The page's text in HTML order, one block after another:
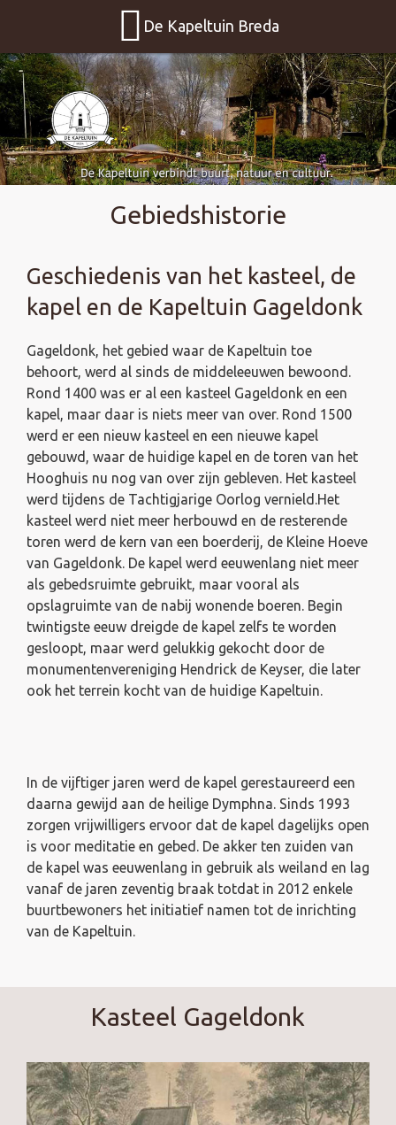
De Kapeltuin Breda
Gebiedshistorie
Geschiedenis van het kasteel, de
kapel en de Kapeltuin Gageldonk
Gageldonk, het gebied waar de Kapeltuin toe
behoort, werd al sinds de middeleeuwen bewoond.
Rond 1400 was er al een kasteel Gageldonk en een
kapel, maar daar is niets meer van over. Rond 1500
werd er een nieuw kasteel en een nieuwe kapel
gebouwd, waar de huidige kapel en de toren van het
Hooghuis nu nog van over zijn gebleven. Het kasteel
werd tijdens de Tachtigjarige Oorlog vernield.Het
kasteel werd niet meer herbouwd en de resterende
toren werd de kern van een boerderij, de Kleine Hoeve
van Gageldonk. De kapel werd eeuwenlang niet meer
als gebedsruimte gebruikt, maar vooral als
opslagruimte van de nabij wonende boeren. Begin
twintigste eeuw dreigde de kapel zelfs te worden
gesloopt, maar werd gelukkig gekocht door de
monumentenvereniging Hendrick de Keyser, die later
ook het terrein kocht van de huidige Kapeltuin.
In de vijftiger jaren werd de kapel gerestaureerd een
daarna gewijd aan de heilige Dymphna. Sinds 1993
zorgen vrijwilligers ervoor dat de kapel dagelijks open
is voor meditatie en gebed. De akker ten zuiden van
de kapel was eeuwenlang in gebruik als weiland en lag
vanaf de jaren zeventig braak totdat in 2012 enkele
buurtbewoners het initiatief namen tot de inrichting
van de Kapeltuin.
Kasteel Gageldonk